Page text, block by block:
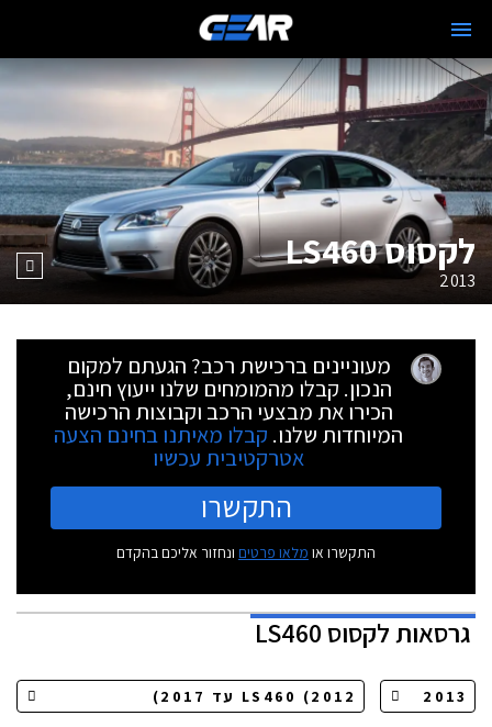
לקסוס LS460
2013
מעוניינים ברכישת רכב? הגעתם למקום
הנכון. קבלו מהמומחים שלנו ייעוץ חינם,
הכירו את מבצעי הרכב וקבוצות הרכישה
המיוחדות שלנו. קבלו מאיתנו בחינם הצעה
אטרקטיבית עכשיו
התקשרו
התקשרו או מלאו פרטים ונחזור אליכם בהקדם
גרסאותלקסוס LS460